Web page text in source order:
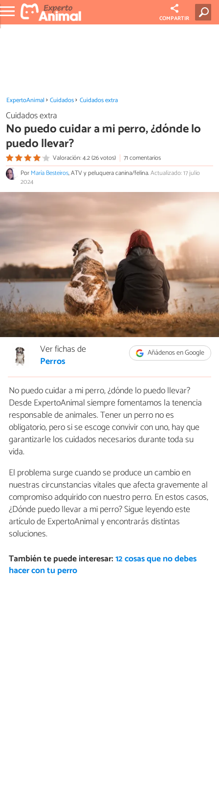
COMPARTIR
ExpertoAnimal Cuidados Cuidados extra
Cuidados extra
No puedo cuidar a mi perro, ¿dónde lo
puedo llevar?
Valoración: 4.2 (26 votos)
71 comentarios
PorMaría Besteiros, ATV y peluquera canina/felina.Actualizado: 17 julio
2024
Añádenos en Google
Ver fichas de
Perros
No puedo cuidar a mi perro, ¿dónde lo puedo llevar?
Desde ExpertoAnimal siempre fomentamos la tenencia
responsable de animales. Tener un perro no es
obligatorio, pero si se escoge convivir con uno, hay que
garantizarle los cuidados necesarios durante toda su
vida.
El problema surge cuando se produce un cambio en
nuestras circunstancias vitales que afecta gravemente al
compromiso adquirido con nuestro perro. En estos casos,
¿Dónde puedo llevar a mi perro? Sigue leyendo este
artículo de ExpertoAnimal y encontrarás distintas
soluciones.
También te puede interesar:12 cosas que no debes
hacer con tu perro